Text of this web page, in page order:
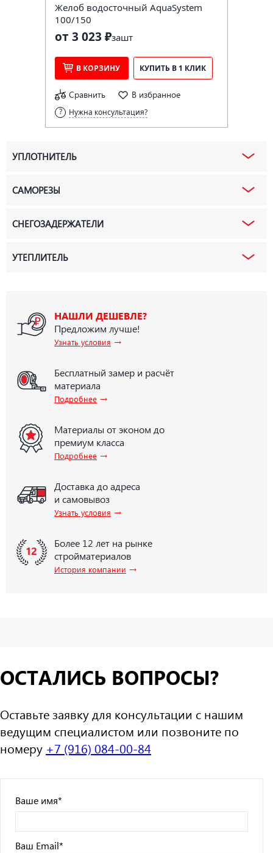
Желоб водосточный AquaSystem
100/150
от 3 023 ₽зашт
В КОРЗИНУ КУПИТЬ В 1 КЛИК
Сравнить В избранное
Нужна консультация?
УПЛОТНИТЕЛЬ
САМОРЕЗЫ
СНЕГОЗАДЕРЖАТЕЛИ
УТЕПЛИТЕЛЬ
НАШЛИ ДЕШЕВЛЕ?
Предложим лучше!
Узнать условия →
Бесплатный замер и расчёт
материала
Подробнее →
Материалы от эконом до
премиум класса
Подробнее →
Доставка до адреса
и самовывоз
Узнать условия →
Более 12 лет на рынке
стройматериалов
История компании →
ОСТАЛИСЬ ВОПРОСЫ?
Оставьте заявку для консультации с нашим
ведущим специалистом или позвоните по
номеру +7 (916) 084-00-84
Ваше имя*
Ваш Email*